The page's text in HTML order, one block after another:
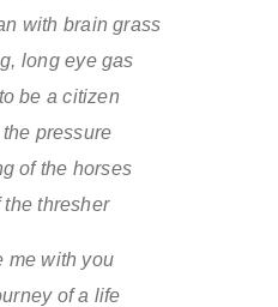
with brain grass
long eye gas
be a citizen
pressure
of the horses
thresher
me with you
of a life